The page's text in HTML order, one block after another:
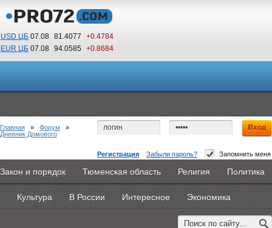
USD ЦБ 07.08 81.4077
+0.4784
EUR ЦБ 07.08 94.0585 +0.8684
14 04
По Гринвичу (GMT +5)
Регистрация Забыли пароль? Запомнить меня
Главная Новости Объявления КНИГИ ВестиNet
Каталоги 9PS Прочее
Закон и порядок Тюменская область Религия Политика
Культура В России Интересное Экономика
Главная » Форум »
Дневник Домового
Дневник Домового часть 23
- 7 ноября 2014, пятница
SiberCat